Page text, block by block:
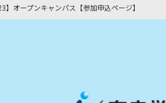
】オープンキャンパス【参加申込ページ】